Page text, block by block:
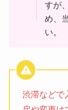
すが
め、
い。
渋滞などで